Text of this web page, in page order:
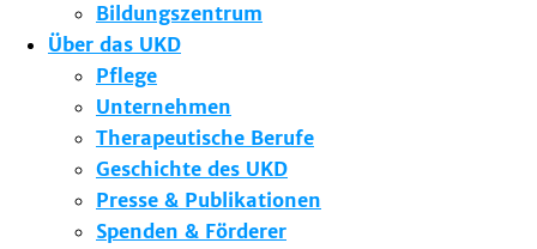
Bildungszentrum
Über das UKD
Pflege
Unternehmen
Therapeutische Berufe
Geschichte des UKD
Presse & Publikationen
Spenden & Förderer